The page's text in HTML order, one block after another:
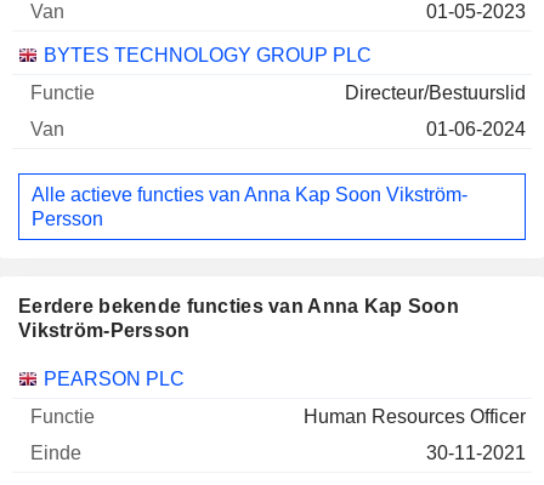
01-05-2023
BYTES TECHNOLOGY GROUP PLC
Directeur/Bestuurslid
01-06-2024
Alle actieve functies van Anna Kap Soon Vikström-
Persson
Eerdere bekende functies van Anna Kap Soon
Vikström-Persson
Bedrijven Functie
PEARSON PLC
Human Resources Officer
30-11-2021